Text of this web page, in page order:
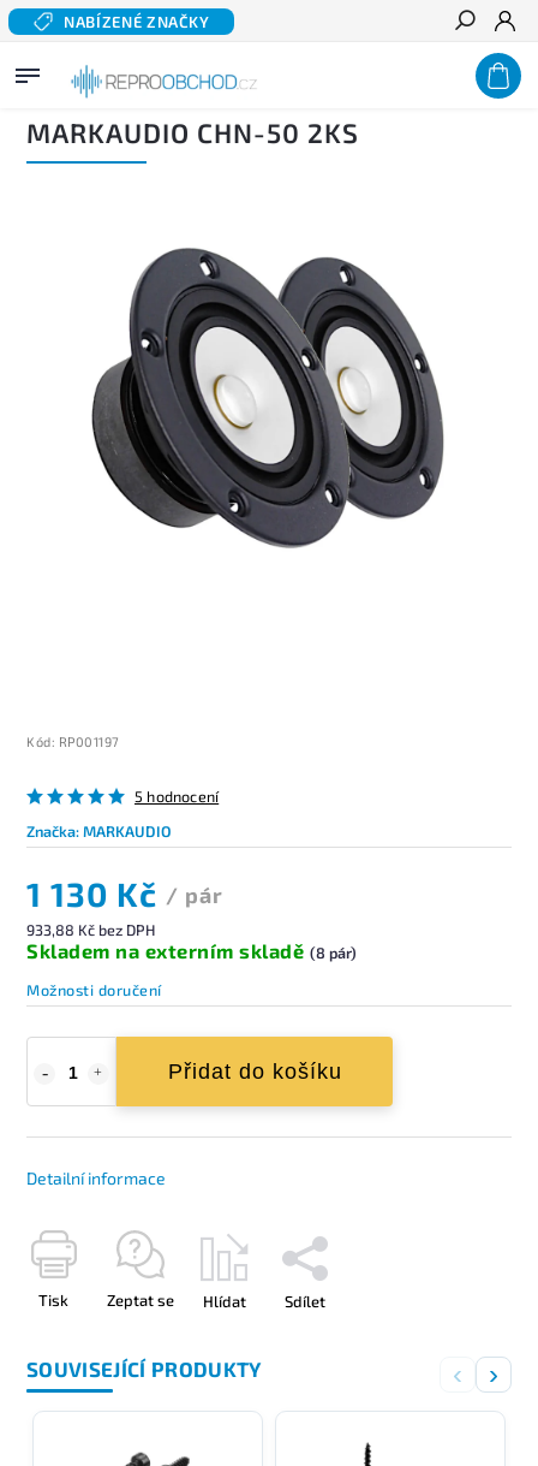
NABÍZENÉ ZNAČKY
Hledat
Domů/ Domácí audio/Komponentní reproduktory hi-fi Širokopásmové reproduktory
MARKAUDIO CHN-50 2ks
MARKAUDIO CHN-50 2KS
Kód: RP001197
5 hodnocení
Značka:MARKAUDIO
1 130 Kč / pár
933,88 Kč bez DPH
Skladem na externím skladě (8 pár)
Možnosti doručení
Přidat do košíku
Detailní informace
Tisk Zeptat se Hlídat Sdílet
SOUVISEJÍCÍ PRODUKTY ‹ ›